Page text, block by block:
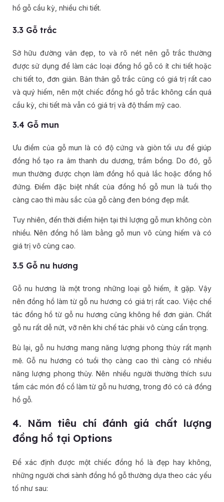
hồ gỗ cầu kỳ, nhiều chi tiết.
3.3 Gỗ trắc
Sở hữu đường vân đẹp, to và rõ nét nên gỗ trắc thường
được sử dụng để làm các loại đồng hồ gỗ có ít chi tiết hoặc
chi tiết to, đơn giản. Bản thân gỗ trắc cũng có giá trị rất cao
và quý hiếm, nên một chiếc đồng hồ gỗ trắc không cần quá
cầu kỳ, chi tiết mà vẫn có giá trị và độ thẩm mỹ cao.
3.4 Gỗ mun
Ưu điểm của gỗ mun là có độ cứng và giòn tối ưu để giúp
đồng hồ tạo ra âm thanh du dương, trầm bổng. Do đó, gỗ
mun thường được chọn làm đồng hồ quả lắc hoặc đồng hồ
đứng. Điểm đặc biệt nhất của đồng hồ gỗ mun là tuổi thọ
càng cao thì màu sắc của gỗ càng đen bóng đẹp mắt.
Tuy nhiên, đến thời điểm hiện tại thì lượng gỗ mun không còn
nhiều. Nên đồng hồ làm bằng gỗ mun vô cùng hiếm và có
giá trị vô cùng cao.
3.5 Gỗ nu hương
Gỗ nu hương là một trong những loại gỗ hiếm, ít gặp. Vậy
nên đồng hồ làm từ gỗ nu hương có giá trị rất cao. Việc chế
tác đồng hồ từ gỗ nu hương cũng không hề đơn giản. Chất
gỗ nu rất dễ nứt, vỡ nên khi chế tác phải vô cùng cẩn trọng.
Bù lại, gỗ nu hương mang năng lượng phong thủy rất mạnh
mẽ. Gỗ nu hương có tuổi thọ càng cao thì càng có nhiều
năng lượng phong thủy. Nên nhiều người thường thích sưu
tầm các món đồ cổ làm từ gỗ nu hương, trong đó có cả đồng
hồ gỗ.
4. Năm tiêu chí đánh giá chất lượng
đồng hồ tại Options
Để xác định được một chiếc đồng hồ là đẹp hay không,
những người chơi sành đồng hồ gỗ thường dựa theo các yếu
tố như sau: